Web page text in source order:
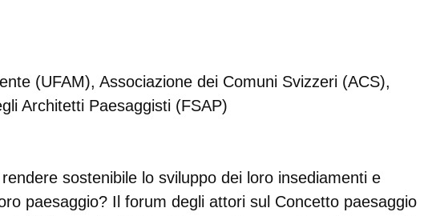
(UFAM), Associazione dei Comuni Svizzeri (ACS),
Architetti Paesaggisti (FSAP)
sostenibile lo sviluppo dei loro insediamenti e
paesaggio? Il forum degli attori sul Concetto paesaggio